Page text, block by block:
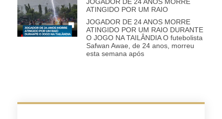
ATINGIDO POR UM RAIO
JOGADOR DE 24 ANOS MORRE
ATINGIDO POR UM RAIO DURANTE
O JOGO NA TAILÂNDIA O futebolista
Safwan Awae, de 24 anos, morreu
esta semana após